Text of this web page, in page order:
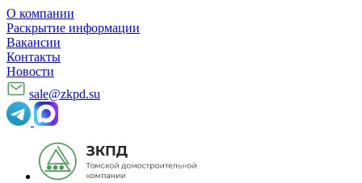
О компании
Раскрытие информации
Вакансии
Контакты
Новости
sale@zkpd.su